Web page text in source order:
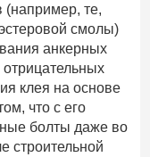
(например, те,
смолы)
анкерных
клея на основе
что с его
болты даже во
строительной